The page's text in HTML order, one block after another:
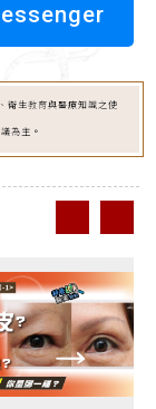
衛生教育與醫療知識之使
為主。